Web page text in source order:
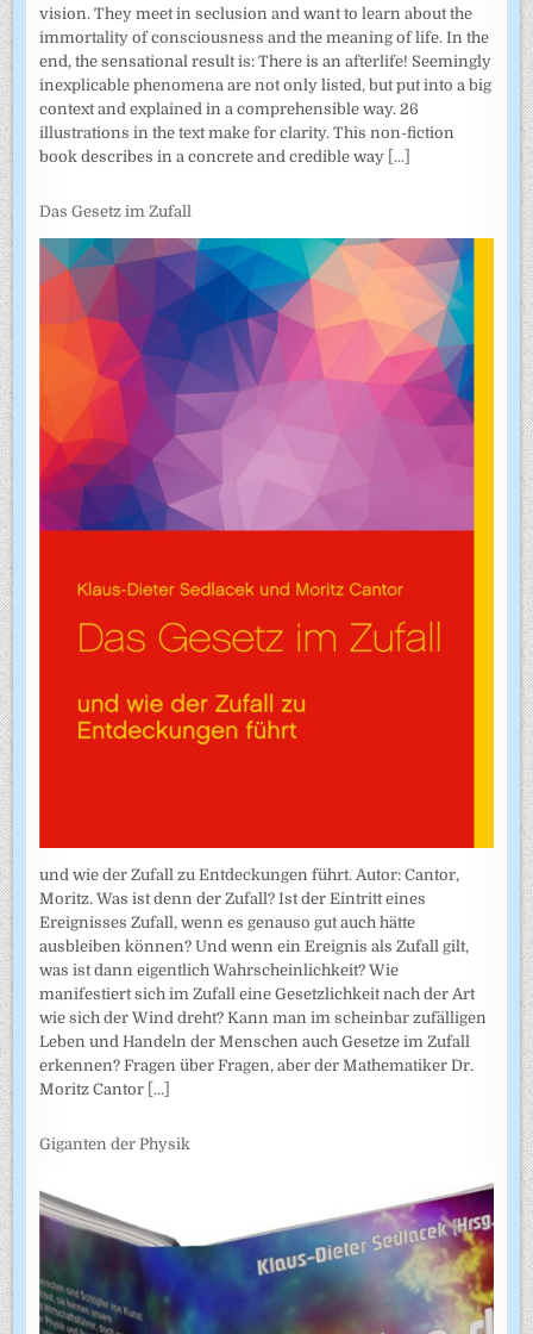
vision. They meet in seclusion and want to learn about the
immortality of consciousness and the meaning of life. In the
end, the sensational result is: There is an afterlife! Seemingly
inexplicable phenomena are not only listed, but put into a big
context and explained in a comprehensible way. 26
illustrations in the text make for clarity. This non-fiction
book describes in a concrete and credible way [...]
Das Gesetz im Zufall
und wie der Zufall zu Entdeckungen führt. Autor: Cantor,
Moritz. Was ist denn der Zufall? Ist der Eintritt eines
Ereignisses Zufall, wenn es genauso gut auch hätte
ausbleiben können? Und wenn ein Ereignis als Zufall gilt,
was ist dann eigentlich Wahrscheinlichkeit? Wie
manifestiert sich im Zufall eine Gesetzlichkeit nach der Art
wie sich der Wind dreht? Kann man im scheinbar zufälligen
Leben und Handeln der Menschen auch Gesetze im Zufall
erkennen? Fragen über Fragen, aber der Mathematiker Dr.
Moritz Cantor [...]
Giganten der Physik